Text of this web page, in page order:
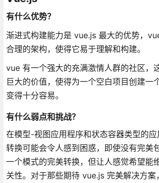
有什么优势？
渐进式构建能力是 vue.js 最大的优势，
合理的架构，使得它易于理解和构建。
vue 有一个强大的充满激情人群的社区，
巨大的价值，使得为一个空白项目创建一
变得十分容易。
有什么弱点和挑战？
在模型-视图应用程序和状态容器类型的
转换可能会令人感到困惑，即使没有完美
一个模式的完美转换，但让人感觉希望能
关性。对于那些期待 vue.js 完美解决方案